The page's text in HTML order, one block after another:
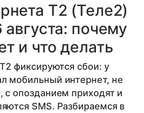
T2 (Теле2)
августа: почему
и что делать
фиксируются сбои: у
мобильный интернет, не
с опозданием приходят и
SMS. Разбираемся в